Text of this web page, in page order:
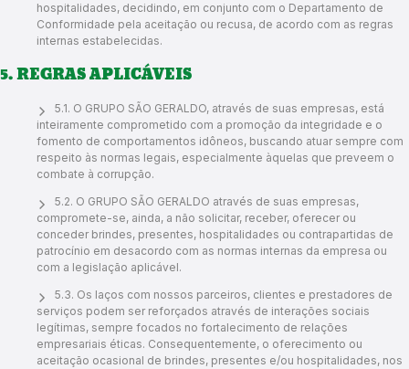
hospitalidades, decidindo, em conjunto com o Departamento de
Conformidade pela aceitação ou recusa, de acordo com as regras
internas estabelecidas.
5. REGRAS APLICÁVEIS
5.1. O GRUPO SÃO GERALDO, através de suas empresas, está
inteiramente comprometido com a promoção da integridade e o
fomento de comportamentos idôneos, buscando atuar sempre com
respeito às normas legais, especialmente àquelas que preveem o
combate à corrupção.
5.2. O GRUPO SÃO GERALDO através de suas empresas,
compromete-se, ainda, a não solicitar, receber, oferecer ou
conceder brindes, presentes, hospitalidades ou contrapartidas de
patrocínio em desacordo com as normas internas da empresa ou
com a legislação aplicável.
5.3. Os laços com nossos parceiros, clientes e prestadores de
serviços podem ser reforçados através de interações sociais
legítimas, sempre focados no fortalecimento de relações
empresariais éticas. Consequentemente, o oferecimento ou
aceitação ocasional de brindes, presentes e/ou hospitalidades, nos